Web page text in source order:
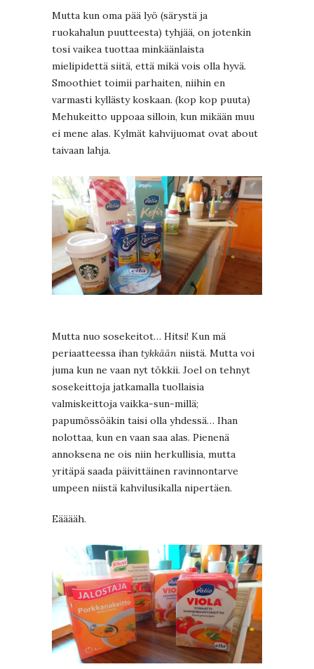
Mutta kun oma pää lyö (särystä ja
ruokahalun puutteesta) tyhjää, on jotenkin
tosi vaikea tuottaa minkäänlaista
mielipidettä siitä, että mikä vois olla hyvä.
Smoothiet toimii parhaiten, niihin en
varmasti kyllästy koskaan. (kop kop puuta)
Mehukeitto uppoaa silloin, kun mikään muu
ei mene alas. Kylmät kahvijuomat ovat about
taivaan lahja.
Mutta nuo sosekeitot… Hitsi! Kun mä
periaatteessa ihan tykkään niistä. Mutta voi
juma kun ne vaan nyt tökkii. Joel on tehnyt
sosekeittoja jatkamalla tuollaisia
valmiskeittoja vaikka-sun-millä;
papumössöäkin taisi olla yhdessä… Ihan
nolottaa, kun en vaan saa alas. Pienenä
annoksena ne ois niin herkullisia, mutta
yritäpä saada päivittäinen ravinnontarve
umpeen niistä kahvilusikalla nipertäen.
Eääääh.